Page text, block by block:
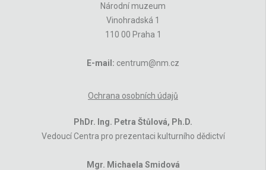
Národní muzeum
Vinohradská 1
110 00 Praha 1
E-mail: centrum@nm.cz
Ochrana osobních údajů
PhDr. Ing. Petra Štůlová, Ph.D.
Vedoucí Centra pro prezentaci kulturního dědictví
Mgr. Michaela Smidová